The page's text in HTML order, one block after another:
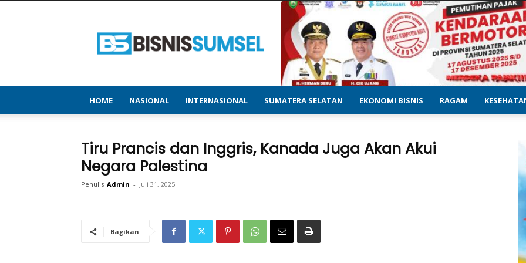
–
Menyajikan
&
Terupdate
HOME NASIONAL INTERNASIONAL SUMATERA SELATAN EKONOMI BISNIS RAGAM
Tiru Prancis dan Inggris, Kanada Juga Akan Akui
Negara Palestina
Penulis Admin - Juli 31, 2025
Bagikan